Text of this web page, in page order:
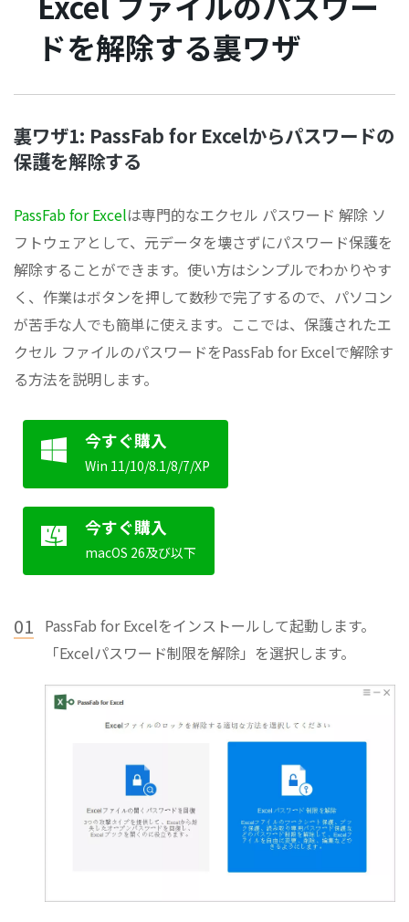
ドを解除する裏ワザ
裏ワザ1: PassFab for Excelからパスワードの
保護を解除する
PassFab for Excelは専門的なエクセル パスワード 解除 ソ
フトウェアとして、元データを壊さずにパスワード保護を
解除することができます。使い方はシンプルでわかりやす
く、作業はボタンを押して数秒で完了するので、パソコン
が苦手な人でも簡単に使えます。ここでは、保護されたエ
クセル ファイルのパスワードをPassFab for Excelで解除す
る方法を説明します。
今すぐ購入
Win 11/10/8.1/8/7/XP
今すぐ購入
macOS 26及び以下
01 PassFab for Excelをインストールして起動します。
「Excelパスワード制限を解除」を選択します。